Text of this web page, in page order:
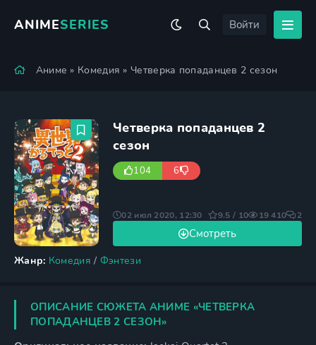
ANIMESERIES Войти
Аниме » Комедия » Четверка попаданцев 2 сезон
Четверка попаданцев 2
сезон
104 6
Жанр: Комедия / Фэнтези
Смотреть
02 июл 2020, 12:30 9.5 / 10 19 410 2
ОПИСАНИЕ СЮЖЕТА АНИМЕ «ЧЕТВЕРКА
ПОПАДАНЦЕВ 2 СЕЗОН»